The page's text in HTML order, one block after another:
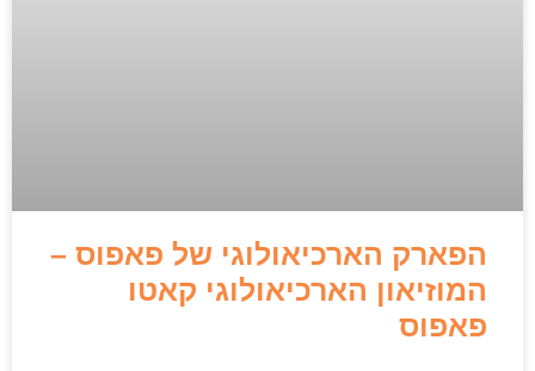
הפארק הארכיאולוגי של פאפוס –
המוזיאון הארכיאולוגי קאטו
פאפוס